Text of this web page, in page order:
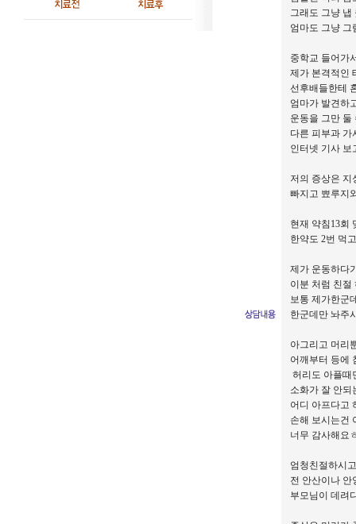
그래도 그냥 냅
엄마도 그냥 그
중학교 들어가
제가 본격적인
선후배들한테
엄마가 발견하
운동을 그만 둘
다른 피부과
인터넷 기사 보
저의 증상은 지
빠지고 뾰루지
현재 약침13회
한약도 2번 먹
제가 운동하다
이분 처럼 친절
보통 제가한군
한군데만 놔주
아그리고 머리
어깨부터 등에
허리도 아플때
소화가 잘 안되
어디 아프다고
손해 보시는건
너무 감사해요
엄청친절하시
전 안산이나
부모님이 데려